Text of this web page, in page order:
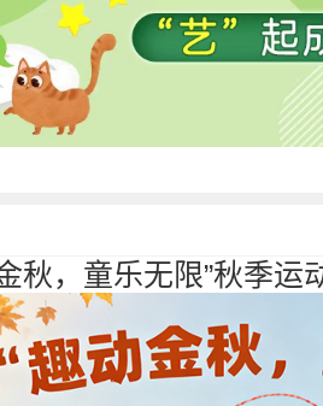
秋，童乐无限”秋季运